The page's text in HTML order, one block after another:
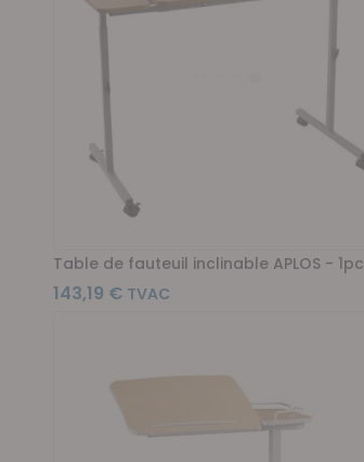
Table de fauteuil inclinable APLOS - 1pc
143,19 €